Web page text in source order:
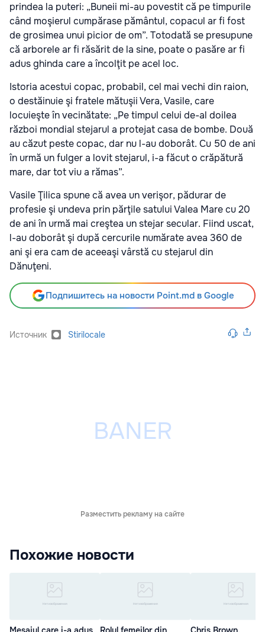
prindea la puteri: „Buneii mi-au povestit că pe timpurile
când moşierul cumpărase pământul, copacul ar fi fost
de grosimea unui picior de om”. Totodată se presupune
că arborele ar fi răsărit de la sine, poate o pasăre ar fi
adus ghinda care a încolţit pe acel loc.
Istoria acestui copac, probabil, cel mai vechi din raion,
o destăinuie şi fratele mătuşii Vera, Vasile, care
locuieşte în vecinătate: „Pe timpul celui de-al doilea
război mondial stejarul a protejat casa de bombe. Două
au căzut peste copac, dar nu l-au doborât. Cu 50 de ani
în urmă un fulger a lovit stejarul, i-a făcut o crăpătură
mare, dar tot viu a rămas”.
Vasile Ţilica spune că avea un verişor, pădurar de
profesie şi undeva prin părţile satului Valea Mare cu 20
de ani în urmă mai creştea un stejar secular. Fiind uscat,
l-au doborât şi după cercurile numărate avea 360 de
ani şi era cam de aceeaşi vârstă cu stejarul din
Dănuţeni.
Подпишитесь на новости Point.md в Google
Источник Stirilocale
Разместить рекламу на сайте
Похожие новости